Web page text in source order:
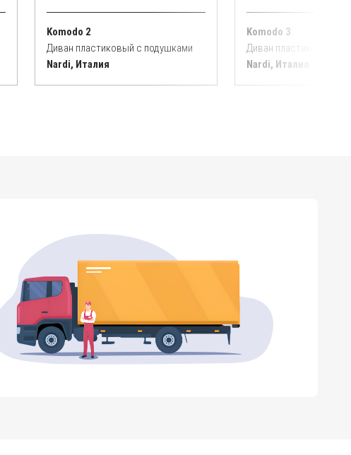
Komodo 2
Диван пластиковый с подушками
Nardi, Италия
Komodo 3
Диван пластиковый с
Nardi, Италия